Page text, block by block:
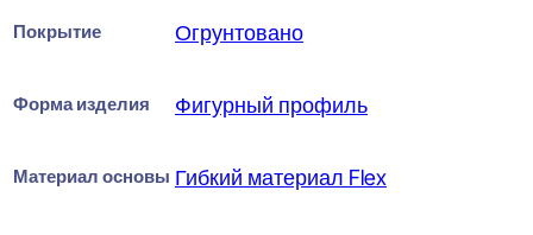
Покрытие Огрунтовано
Форма изделия Фигурный профиль
Материал основы Гибкий материал Flex